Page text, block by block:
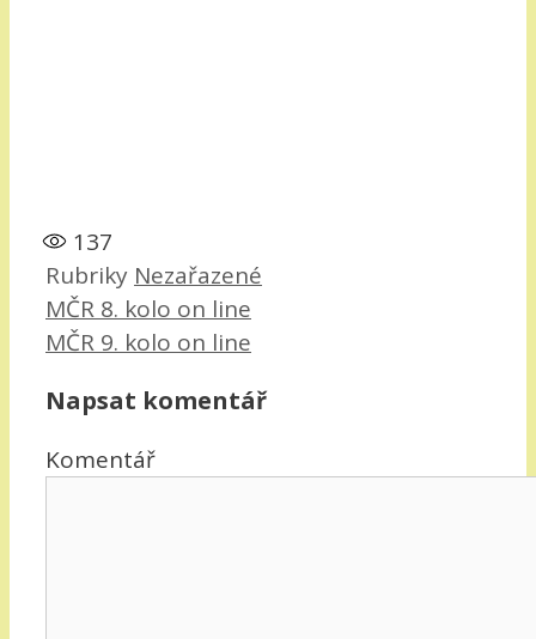
137
Rubriky Nezařazené
MČR 8. kolo on line
MČR 9. kolo on line
Napsat komentář
Komentář